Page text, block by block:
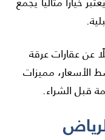
عن عقارات عرقة
الأسعار، مميزات
قبل الشراء.